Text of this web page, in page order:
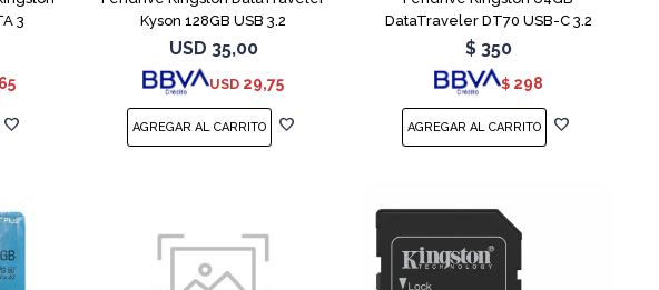
3
Kyson 128GB USB 3.2
USD 35,00
USD 29,75
DataTraveler DT70 USB-C 3.2
$ 350
$ 298